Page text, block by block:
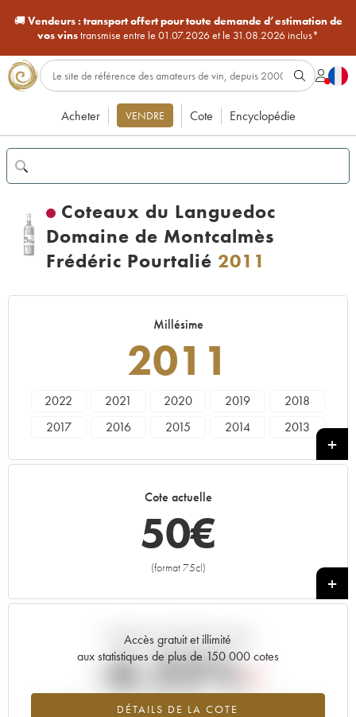
🚚Vendeurs : transport offert pour toute demande d’estimation de
vos vinstransmise entre le 01.07.2026 et le 31.08.2026 inclus*
Acheter VENDRE Cote Encyclopédie
Coteaux du Languedoc
Domaine de Montcalmès
Frédéric Pourtalié 2011
Millésime
2011
2022 2021 2020 2019
2018
2017
2016 2015 2014
2013
1999
Cote actuelle
50€
(format 75cl)
+
Accès gratuit et illimité
aux statistiques de plus de 150 000 cotes
DÉTAILS DE LA COTE
Tendance actuelle de la cote
-6.22%
Tendance à la baisse du millésime 2011 en 2026 par rapport à